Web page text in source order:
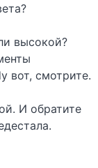
высокой?
вот, смотрите.
И обратите